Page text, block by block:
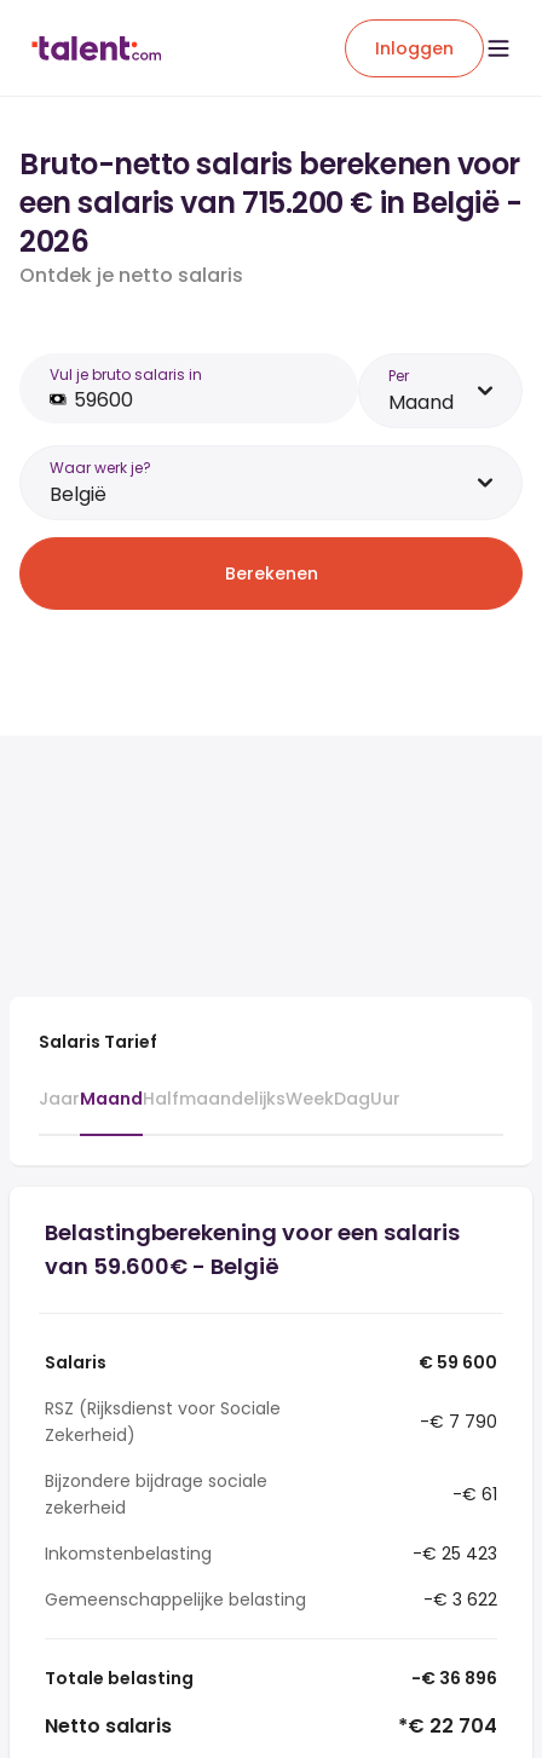
Inloggen
Bruto-netto salaris berekenen voor
een salaris van 715.200 € in België -
2026
Ontdek je netto salaris
Vul je bruto salaris in Per
Maand
Waar werk je?
België
Berekenen
Salaris Tarief
JaarMaandHalfmaandelijksWeekDagUur
Belastingberekening voor een salaris
van 59.600€ - België
Salaris
€ 59 600
RSZ (Rijksdienst voor Sociale
Zekerheid)
-€ 7 790
Bijzondere bijdrage sociale
zekerheid
-€ 61
Inkomstenbelasting
-€ 25 423
Gemeenschappelijke belasting
-€ 3 622
Totale belasting -€ 36 896
Netto salaris *€ 22 704